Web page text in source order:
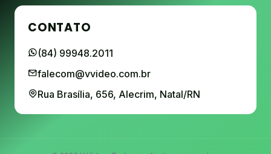
CONTATO
(84) 99948.2011
falecom@vvideo.com.br
Rua Brasília, 656, Alecrim, Natal/RN